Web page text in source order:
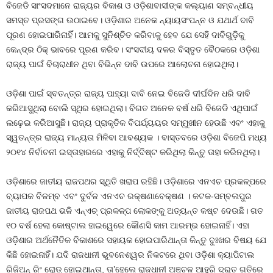
ବିଜେଡି ସାଂସଦମାନେ ରାଜ୍ୟର ବିକାଶ ଓ ଓଡ଼ିଶାବାସୀଙ୍କ କଲ୍ୟାଣ ସମ୍ବନ୍ଧୀୟ
ସମସ୍ତ ପ୍ରସଙ୍ଗ ଉଠାଇବେ। ଓଡ଼ିଶାର ଅନେକ ନ୍ୟାୟସଂପନ୍ନ ଓ ଯଥାର୍ଥ ଦାବି
ପୂରଣ ହୋଇପାରିନାହିଁ। ଆମକୁ ସୁନିଶ୍ଚିତ କରିବାକୁ ହେବ ଯେ ସେହି ଦାବିଗୁଡ଼ିକୁ
କେନ୍ଦ୍ର ଠିକ୍ ଭାବରେ ପୂରଣ କରିବ। ସଂସଦୀୟ ଦଳର ବିସ୍ତୃତ ବୈଠକରେ ଓଡ଼ିଶା
ରାଜ୍ୟ ପାଇଁ ବିଚାରାଧୀନ ଥିବା ବିଭିନ୍ନ ଦାବି ଉପରେ ଆଲୋଚନା ହୋଇଥିଲା।
ଓଡ଼ିଶା ପାଇଁ ସ୍ବତନ୍ତ୍ର ରାଜ୍ୟ ପାହ୍ୟା ଦାବି ନେଇ ବିଜେଡି ଦୀର୍ଘଦିନ ଧରି ଦାବି
କରିଆସୁଥିଲା ବୋଲି ସ୍ଥିର ହୋଇଥିଲା। ବିଗତ ଅନେକ ବର୍ଷ ଧରି ବିଜେଡି ଏଥିପାଇଁ
ଲଢ଼େଇ କରିଆସୁଛି। ରାଜ୍ୟ ପ୍ରାକୃତିକ ବିପର୍ଯ୍ୟୟର ସମ୍ମୁଖୀନ ହେଉଛି ଏବଂ ଏହାକୁ
ସ୍ୱତନ୍ତ୍ର ରାଜ୍ୟ ମାନ୍ୟତା ମିଳିବା ଆବଶ୍ୟକ । ବାସ୍ତବରେ ଓଡ଼ିଶା ବିଜେପି ମଧ୍ୟ
୨୦୧୪ ନିର୍ବାଚନୀ ଇସ୍ତାହାରରେ ଏହାକୁ ନିର୍ଦ୍ଦିଷ୍ଟ କରିଥିଲା କିନ୍ତୁ ତାହା କରିନଥିଲା।
ଓଡ଼ିଶାରେ ଜାତୀୟ ରାଜପଥର ସ୍ଥିତି ଖରାପ ରହିଛି। ଓଡ଼ିଶାରେ ଏନଏଚ ପ୍ରକଳ୍ପରେ
ବ୍ୟାପକ ବିଳମ୍ବ ଏବଂ ଦୁର୍ବଳ ଏନଏଚ ରକ୍ଷଣାବେକ୍ଷଣ । କଟକ-ସମ୍ବଲପୁର
ଜାତୀୟ ରାଜପଥ ଭଳି ଏନ୍ଏଚ୍ ପ୍ରକଳ୍ପ ଲୋକଙ୍କୁ ଅତ୍ୟନ୍ତ କଷ୍ଟ ଦେଉଛି। ଗତ
୧୦ ବର୍ଷ ହେଲା କୋଷ୍ଟାଲ ହାଇୱେରେ କୌଣସି କାମ ଆରମ୍ଭ ହୋଇନାହିଁ। ଏହା
ଓଡ଼ିଶାର ଅର୍ଥନୈତିକ ବିକାଶରେ ସହାୟକ ହୋଇପାରିଥାନ୍ତା କିନ୍ତୁ ଦୁଃଖର ବିଷୟ ଯେ
କିଛି ହୋଇନାହିଁ। ଯଦି ରାଜଧାନୀ ଭୁବନେଶ୍ୱର ନିକଟରେ ଥିବା ଓଡ଼ିଶା କ୍ୟାପିଟାଲ
ରିଜିଅନ୍ ରିଂ ରୋଡ୍ ହୋଇଥାନ୍ତା, ତା’ହେଲେ ରାଜଧାନୀ ଅଞ୍ଚଳ ଆହୁରି ଦ୍ରୁତ ଗତିରେ